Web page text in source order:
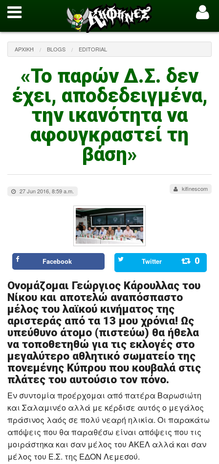
ΑΡΧΙΚΉ BLOGS EDITORIAL
«Το παρών Δ.Σ. δεν
έχει, αποδεδειγμένα,
την ικανότητα να
αφουγκραστεί τη
βάση»
27 Jun 2016, 8:59 a.m. kifinescom
Facebook Twitter 0
Ονομάζομαι Γεώργιος Κάρουλλας του
Νίκου και αποτελώ αναπόσπαστο
μέλος του λαϊκού κινήματος της
αριστεράς από τα 13 μου χρόνια! Ως
υπεύθυνο άτομο (πιστεύω) θα ήθελα
να τοποθετηθώ για τις εκλογές στο
μεγαλύτερο αθλητικό σωματείο της
πονεμένης Κύπρου που κουβαλά στις
πλάτες του αυτούσιο τον πόνο.
Εν συντομία προέρχομαι από πατέρα Βαρωσιώτη
και Σαλαμινέο αλλά με κέρδισε αυτός ο μεγάλος
πράσινος λαός σε πολύ νεαρή ηλικία. Οι παρακάτω
απόψεις που θα παραθέσω είναι απόψεις που τις
μοιράστηκα και σαν μέλος του ΑΚΕΛ αλλά και σαν
μέλος του Ε.Σ. της ΕΔΟΝ Λεμεσού.